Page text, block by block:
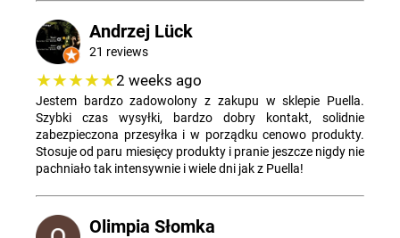
Andrzej Lück
21 reviews
★★★★★2 weeks ago
Jestem bardzo zadowolony z zakupu w sklepie Puella.
Szybki czas wysyłki, bardzo dobry kontakt, solidnie
zabezpieczona przesyłka i w porządku cenowo produkty.
Stosuje od paru miesięcy produkty i pranie jeszcze nigdy nie
pachniało tak intensywnie i wiele dni jak z Puella!
Olimpia Słomka